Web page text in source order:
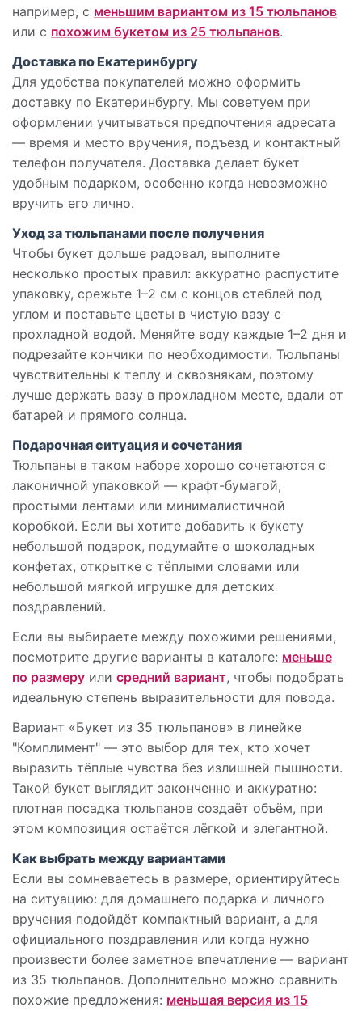
например, с меньшим вариантом из 15 тюльпанов
или с похожим букетом из 25 тюльпанов.
Доставка по Екатеринбургу
Для удобства покупателей можно оформить
доставку по Екатеринбургу. Мы советуем при
оформлении учитываться предпочтения адресата
— время и место вручения, подъезд и контактный
телефон получателя. Доставка делает букет
удобным подарком, особенно когда невозможно
вручить его лично.
Уход за тюльпанами после получения
Чтобы букет дольше радовал, выполните
несколько простых правил: аккуратно распустите
упаковку, срежьте 1–2 см с концов стеблей под
углом и поставьте цветы в чистую вазу с
прохладной водой. Меняйте воду каждые 1–2 дня и
подрезайте кончики по необходимости. Тюльпаны
чувствительны к теплу и сквознякам, поэтому
лучше держать вазу в прохладном месте, вдали от
батарей и прямого солнца.
Подарочная ситуация и сочетания
Тюльпаны в таком наборе хорошо сочетаются с
лаконичной упаковкой — крафт-бумагой,
простыми лентами или минималистичной
коробкой. Если вы хотите добавить к букету
небольшой подарок, подумайте о шоколадных
конфетах, открытке с тёплыми словами или
небольшой мягкой игрушке для детских
поздравлений.
Если вы выбираете между похожими решениями,
посмотрите другие варианты в каталоге: меньше
по размеру или средний вариант, чтобы подобрать
идеальную степень выразительности для повода.
Вариант «Букет из 35 тюльпанов» в линейке
"Комплимент" — это выбор для тех, кто хочет
выразить тёплые чувства без излишней пышности.
Такой букет выглядит законченно и аккуратно:
плотная посадка тюльпанов создаёт объём, при
этом композиция остаётся лёгкой и элегантной.
Как выбрать между вариантами
Если вы сомневаетесь в размере, ориентируйтесь
на ситуацию: для домашнего подарка и личного
вручения подойдёт компактный вариант, а для
официального поздравления или когда нужно
произвести более заметное впечатление — вариант
из 35 тюльпанов. Дополнительно можно сравнить
похожие предложения: меньшая версия из 15